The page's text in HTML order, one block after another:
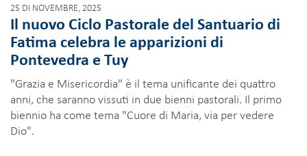
25 DI NOVEMBRE, 2025
Il nuovo Ciclo Pastorale del Santuario di
Fatima celebra le apparizioni di
Pontevedra e Tuy
"Grazia e Misericordia" è il tema unificante dei quattro
anni, che saranno vissuti in due bienni pastorali. Il primo
biennio ha come tema "Cuore di Maria, via per vedere
Dio".